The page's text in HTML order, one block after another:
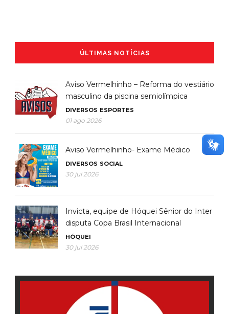
ÚLTIMAS NOTÍCIAS
Aviso Vermelhinho – Reforma do vestiário
masculino da piscina semiolímpica
DIVERSOS ESPORTES
01 ago 2026
Aviso Vermelhinho- Exame Médico
DIVERSOS SOCIAL
30 jul 2026
Invicta, equipe de Hóquei Sênior do Inter
disputa Copa Brasil Internacional
HÓQUEI
30 jul 2026